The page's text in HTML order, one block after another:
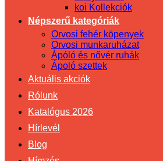
koi Kollekciók
Népszerű kategóriák
Orvosi fehér köpenyek
Orvosi munkaruházat
Ápóló és nővér ruhák
Ápoló szettek
Aktuális akciók
Rólunk
Katalógus 2026
Hírlevél
Blog